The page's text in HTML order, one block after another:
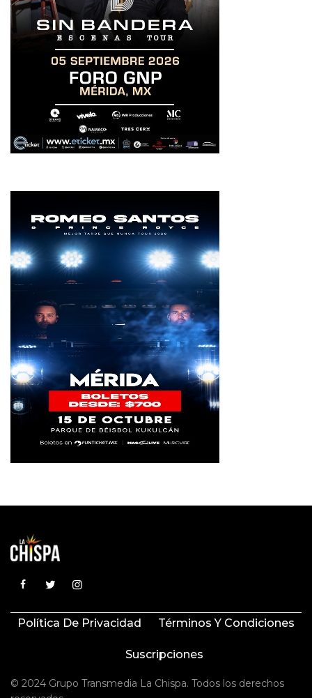
Política De Privacidad Términos Y Condiciones
Suscripciones
© 2024 Grupo Transmedia La Chispa. Todos los derechos